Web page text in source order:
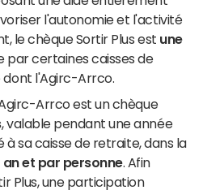
l'autonomie et l'activité
le chèque Sortir Plus est une
par certaines caisses de
l'Agirc-Arrco.
Arrco est un chèque
, valable pendant une année
à sa caisse de retraite, dans la
et par personne. Afin
Plus, une participation